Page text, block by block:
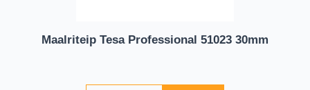
Maalriteip Tesa Professional 51023 30mm